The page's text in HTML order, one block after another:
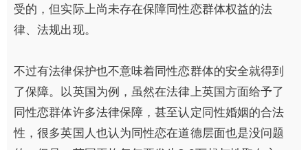
受的，但实际上尚未存在保障同性恋群体权益的法
律、法规出现。
不过有法律保护也不意味着同性恋群体的安全就得到
了保障。以英国为例，虽然在法律上英国方面给予了
同性恋群体许多法律保障，甚至认定同性婚姻的合法
性，很多英国人也认为同性恋在道德层面也是没问题